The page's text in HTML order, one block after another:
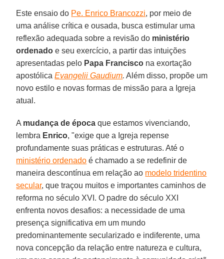
Este ensaio do Pe. Enrico Brancozzi, por meio de
uma análise crítica e ousada, busca estimular uma
reflexão adequada sobre a revisão do ministério
ordenado e seu exercício, a partir das intuições
apresentadas pelo Papa Francisco na exortação
apostólicaEvangelii Gaudium. Além disso, propõe um
novo estilo e novas formas de missão para a Igreja
atual.
A mudança de época que estamos vivenciando,
lembra Enrico, "exige que a Igreja repense
profundamente suas práticas e estruturas. Até o
ministério ordenado é chamado a se redefinir de
maneira descontínua em relação ao modelo tridentino
secular, que traçou muitos e importantes caminhos de
reforma no século XVI. O padre do século XXI
enfrenta novos desafios: a necessidade de uma
presença significativa em um mundo
predominantemente secularizado e indiferente, uma
nova concepção da relação entre natureza e cultura,